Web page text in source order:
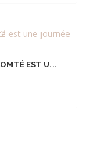
À
LA
EST U...